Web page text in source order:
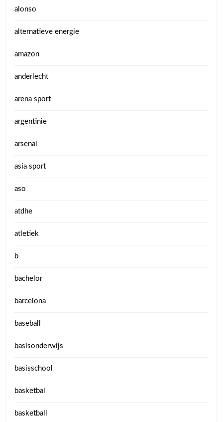
alonso
alternatieve energie
amazon
anderlecht
arena sport
argentinie
arsenal
asia sport
aso
atdhe
atletiek
b
bachelor
barcelona
baseball
basisonderwijs
basisschool
basketbal
basketball